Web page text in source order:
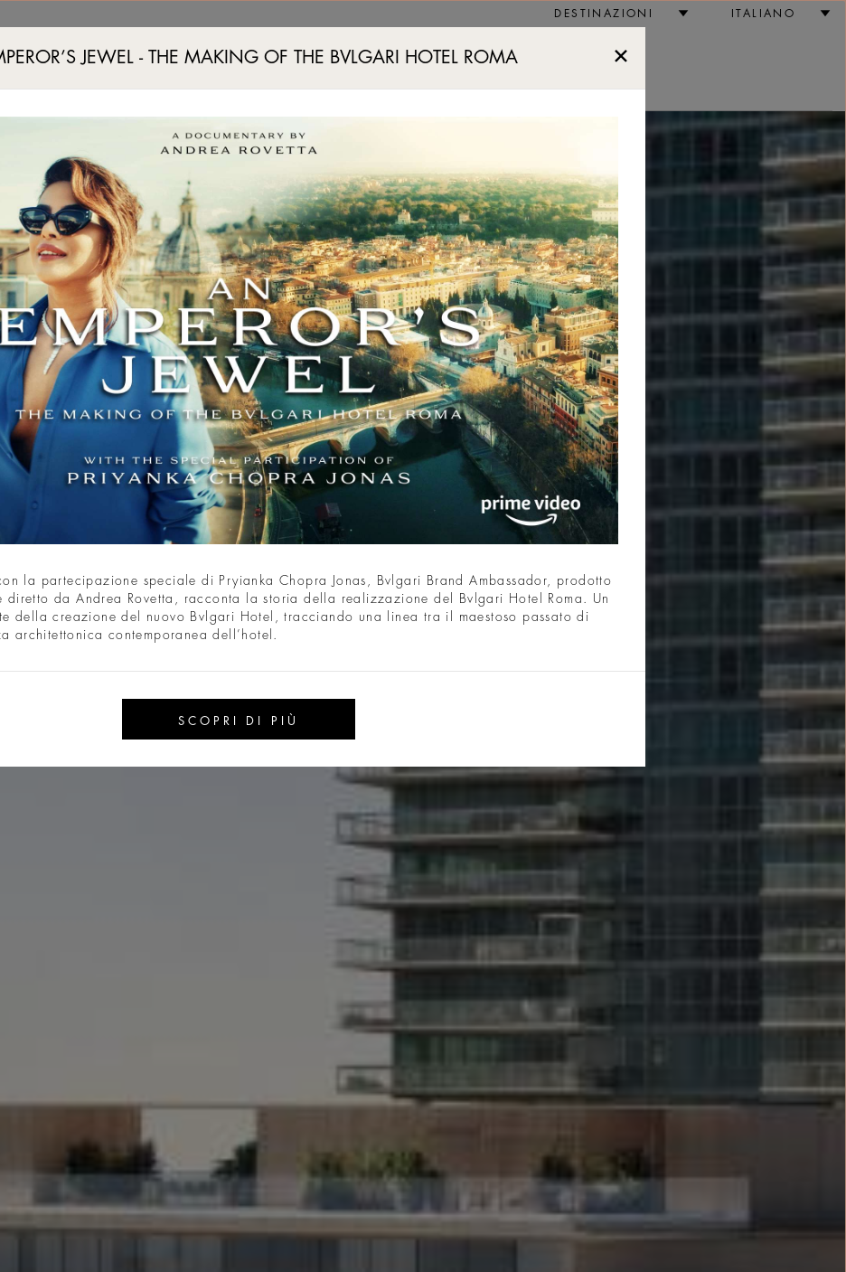
DESTINAZIONI ITALIANO
JEWEL - THE MAKING OF THE BVLGARI HOTEL ROMA
con la partecipazione speciale di Pryianka Chopra Jonas, Bvlgari Brand Ambassador, prodotto
diretto da Andrea Rovetta, racconta la storia della realizzazione del Bvlgari Hotel Roma. Un
della creazione del nuovo Bvlgari Hotel, tracciando una linea tra il maestoso passato di
architettonica contemporanea dell’hotel.
SCOPRI DI PIÙ